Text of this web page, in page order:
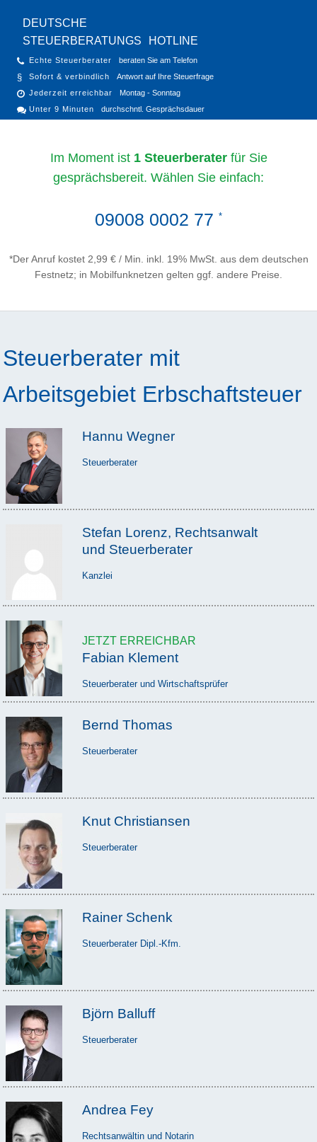
DEUTSCHE
STEUERBERATUNGS
HOTLINE
Echte Steuerberater
beraten Sie am Telefon
Sofort & verbindlich
Antwort auf Ihre Steuerfrage
Jederzeit erreichbar
Montag - Sonntag
Unter 9 Minuten
durchschntl. Gesprächsdauer
Im Moment ist 1 Steuerberaterfür Sie
gesprächsbereit. Wählen Sie einfach:
09008 0002 77 *
*Der Anruf kostet 2,99 € / Min. inkl. 19% MwSt. aus dem deutschen
Festnetz; in Mobilfunknetzen gelten ggf. andere Preise.
Steuerberater mit
Arbeitsgebiet Erbschaftsteuer
Hannu Wegner
Steuerberater
Stefan Lorenz, Rechtsanwalt
und Steuerberater
Kanzlei
JETZT ERREICHBAR
Fabian Klement
Steuerberater und Wirtschaftsprüfer
Bernd Thomas
Steuerberater
Knut Christiansen
Steuerberater
Rainer Schenk
Steuerberater Dipl.-Kfm.
Björn Balluff
Steuerberater
Andrea Fey
Rechtsanwältin und Notarin